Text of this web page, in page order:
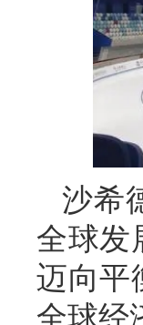
沙希
全球发
迈向平
全球经